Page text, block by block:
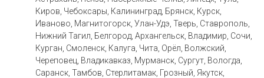
Киров, Чебоксары, Калининград, Брянск, Курск,
Иваново, Магнитогорск, Улан-Удэ, Тверь, Ставрополь,
Нижний Тагил, Белгород, Архангельск, Владимир, Сочи,
Курган, Смоленск, Калуга, Чита, Орёл, Волжский,
Череповец, Владикавказ, Мурманск, Сургут, Вологда,
Саранск, Тамбов, Стерлитамак, Грозный, Якутск,